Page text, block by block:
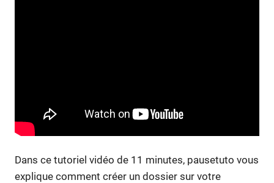
Dans ce tutoriel vidéo de 11 minutes, pausetuto vous
explique comment créer un dossier sur votre